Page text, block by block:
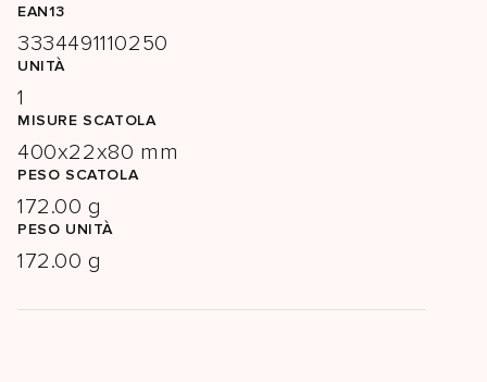
EAN13
3334491110250
UNITÀ
1
MISURE SCATOLA
400x22x80 mm
PESO SCATOLA
172.00 g
PESO UNITÀ
172.00 g